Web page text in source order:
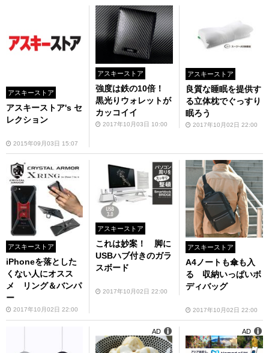
アスキーストア
アスキーストア's セ
レクション
2015年09月03日 15:07
アスキーストア
強度は鉄の10倍！
黒光りウォレットが
カッコイイ
2017年10月03日 10:00
アスキーストア
良質な睡眠を提供す
る立体枕でぐっすり
眠ろう
2017年10月02日 22:00
アスキーストア
iPhoneを落とした
くない人にオスス
メ リング＆バンパ
ー
2017年10月02日 22:00
アスキーストア
これは妙案！ 脚に
USBハブ付きのガラ
スボード
2017年10月02日 22:00
アスキーストア
A4ノートも傘も入
る 収納いっぱいボ
ディバッグ
2017年10月02日 22:00
AD AD